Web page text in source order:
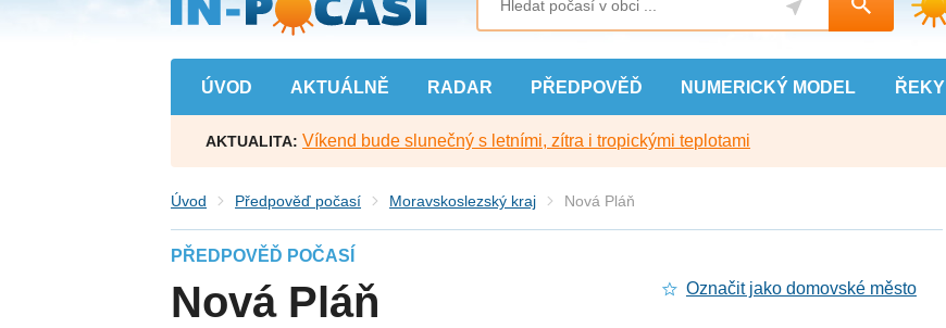
obsah
ÚVOD AKTUÁLNĚ RADAR PŘEDPOVĚĎ NUMERICKÝ MODEL ŘEKY
AKTUALITA: Víkend bude slunečný s letními, zítra i tropickými teplotami
Úvod Předpověď počasí Moravskoslezský kraj Nová Pláň
PŘEDPOVĚĎ POČASÍ
Nová Pláň Označit jako domovské město